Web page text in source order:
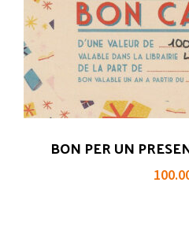
BON PER UN